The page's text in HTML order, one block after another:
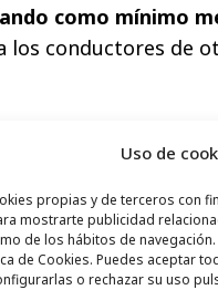
Uso de
propias y de terceros con
mostrarte publicidad
de los hábitos de navegación.
de Cookies. Puedes aceptar
o rechazar su uso
como mínimo
los conductores de